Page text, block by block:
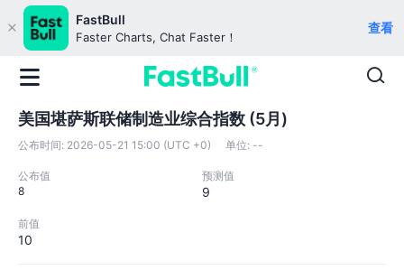
FastBull
Faster Charts, Chat Faster！
查看
美国堪萨斯联储制造业综合指数 (5月)
公布时间: 2026-05-21 15:00 (UTC +0) 单位: --
公布值
8
预测值
9
前值
10